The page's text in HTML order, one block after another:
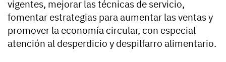
vigentes, mejorar las técnicas de servicio,
fomentar estrategias para aumentar las ventas y
promover la economía circular, con especial
atención al desperdicio y despilfarro alimentario.